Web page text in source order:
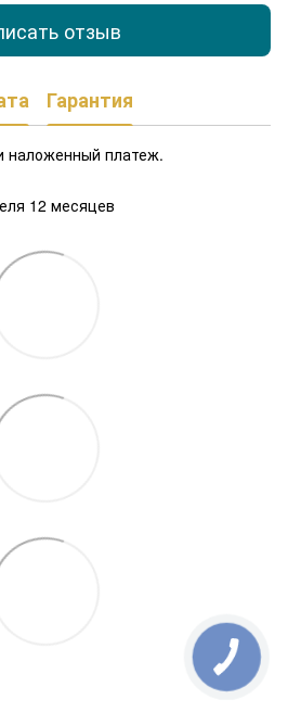
отзыв
Гарантия
наложенный платеж.
12 месяцев